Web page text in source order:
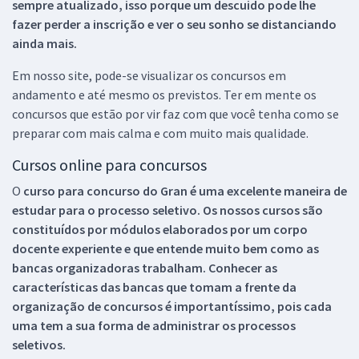
sempre atualizado, isso porque um descuido pode lhe
fazer perder a inscrição e ver o seu sonho se distanciando
ainda mais.
Em nosso site, pode-se visualizar os concursos em
andamento e até mesmo os previstos. Ter em mente os
concursos que estão por vir faz com que você tenha como se
preparar com mais calma e com muito mais qualidade.
Cursos online para concursos
O curso para concurso do Gran é uma excelente maneira de
estudar para o processo seletivo. Os nossos cursos são
constituídos por módulos elaborados por um corpo
docente experiente e que entende muito bem como as
bancas organizadoras trabalham. Conhecer as
características das bancas que tomam a frente da
organização de concursos é importantíssimo, pois cada
uma tem a sua forma de administrar os processos
seletivos.